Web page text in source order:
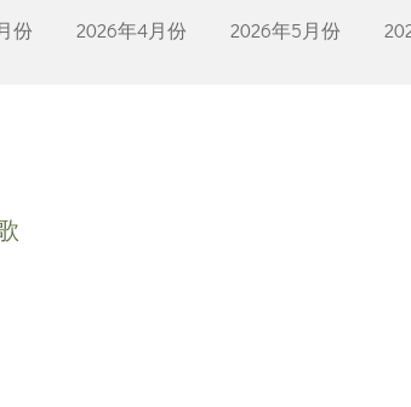
份 2026年4月份 2026年5月份